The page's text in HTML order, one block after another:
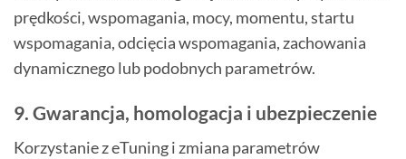
prędkości, wspomagania, mocy, momentu, startu
wspomagania, odcięcia wspomagania, zachowania
dynamicznego lub podobnych parametrów.
9. Gwarancja, homologacja i ubezpieczenie
Korzystanie z eTuning i zmiana parametrów